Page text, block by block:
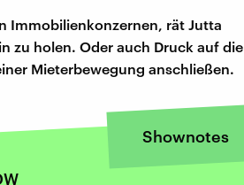
Immobilienkonzernen, rät Jutta
zu holen. Oder auch Druck auf die
Mieterbewegung anschließen.
Shownotes